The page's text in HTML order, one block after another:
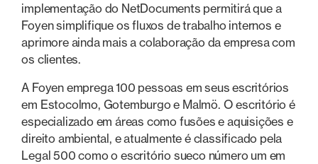
implementação do NetDocuments permitirá que a
Foyen simplifique os fluxos de trabalho internos e
aprimore ainda mais a colaboração da empresa com
os clientes.
A Foyen emprega 100 pessoas em seus escritórios
em Estocolmo, Gotemburgo e Malmö. O escritório é
especializado em áreas como fusões e aquisições e
direito ambiental, e atualmente é classificado pela
Legal 500 como o escritório sueco número um em